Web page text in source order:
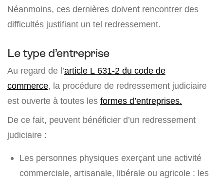
Néanmoins, ces dernières doivent rencontrer des
difficultés justifiant un tel redressement.
Le type d’entreprise
Au regard de l’article L 631-2 du code de
commerce, la procédure de redressement judiciaire
est ouverte à toutes les formes d’entreprises.
De ce fait, peuvent bénéficier d’un redressement
judiciaire :
Les personnes physiques exerçant une activité
commerciale, artisanale, libérale ou agricole : les